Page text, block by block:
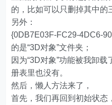
的，比如可以只删掉其中的
另外：
{0DB7E03F-FC29-4DC6-
的是“3D对象”文件夹；
因为“3D对象”功能被我卸
册表里也没有。
然后，懒人方法来了，
首先，我们再回到初始状态，